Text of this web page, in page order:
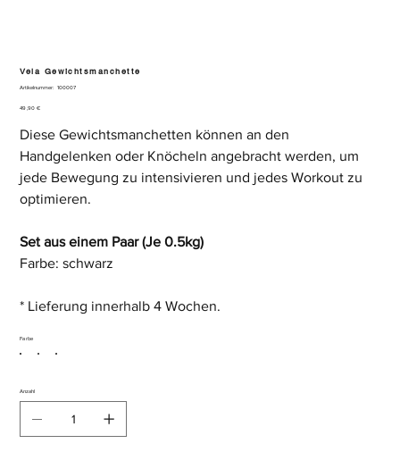
Vela Gewichtsmanchette
Artikelnummer:
Artikelnummer:
100007
Preis
49,90 €
Diese Gewichtsmanchetten können an den
Handgelenken oder Knöcheln angebracht werden, um
jede Bewegung zu intensivieren und jedes Workout zu
optimieren.
Set aus einem Paar (Je 0.5kg)
Farbe: schwarz
* Lieferung innerhalb 4 Wochen.
Farbe
Anzahl